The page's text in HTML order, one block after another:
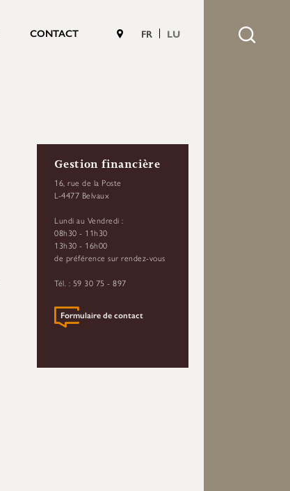
CONTACT FR LU
Gestion financière
16, rue de la Poste
L-4477 Belvaux
Lundi au Vendredi :
08h30 - 11h30
13h30 - 16h00
de préférence sur rendez-vous
Tél. : 59 30 75 - 897
Formulaire de contact